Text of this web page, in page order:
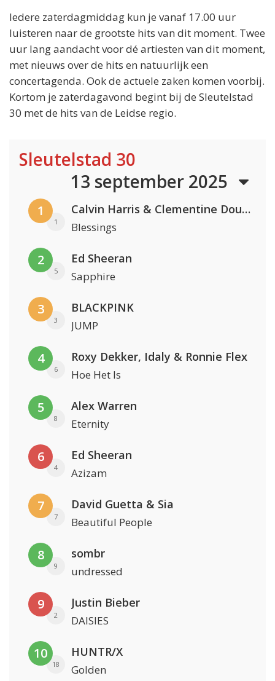
Iedere zaterdagmiddag kun je vanaf 17.00 uur
luisteren naar de grootste hits van dit moment. Twee
uur lang aandacht voor dé artiesten van dit moment,
met nieuws over de hits en natuurlijk een
concertagenda. Ook de actuele zaken komen voorbij.
Kortom je zaterdagavond begint bij de Sleutelstad
30 met de hits van de Leidse regio.
Sleutelstad 30
13 september 2025
1
1
Calvin Harris & Clementine Douglas
Blessings
2
5
Ed Sheeran
Sapphire
3
3
BLACKPINK
JUMP
4
6
Roxy Dekker, Idaly & Ronnie Flex
Hoe Het Is
5
8
Alex Warren
Eternity
6
4
Ed Sheeran
Azizam
7
7
David Guetta & Sia
Beautiful People
8
9
sombr
undressed
9
2
Justin Bieber
DAISIES
10
18
HUNTR/X
Golden